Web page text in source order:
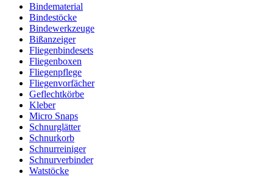
Bindematerial
Bindestöcke
Bindewerkzeuge
Bißanzeiger
Fliegenbindesets
Fliegenboxen
Fliegenpflege
Fliegenvorfächer
Geflechtkörbe
Kleber
Micro Snaps
Schnurglätter
Schnurkorb
Schnurreiniger
Schnurverbinder
Watstöcke